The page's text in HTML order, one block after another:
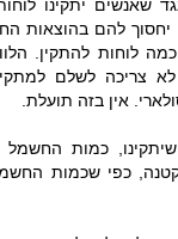
שאנשים יתקינו
יחסוך להם בהוצאות
לוחות להתקין.
צריכה לשלם
אין בזה תועלת.
כמות החשמל
כפי שכמות